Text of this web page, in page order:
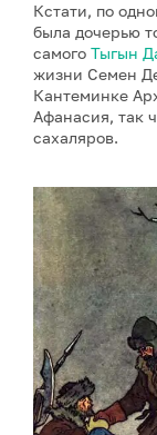
Кстати, по
была дочерью
самого Тыгын
жизни Семен
Кантеминке
Афанасия, так
сахаляров.